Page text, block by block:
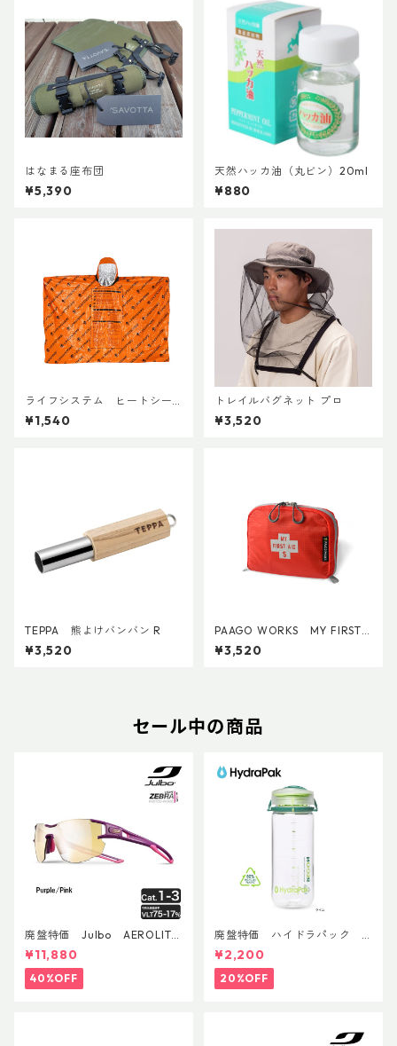
はなまる座布団
¥5,390
天然ハッカ油（丸ビン）20ml
¥880
ライフシステム ヒートシー
ルドポンチョ
¥1,540
トレイルバグネット プロ
¥3,520
TEPPA 熊よけバンバン R
¥3,520
PAAGO WORKS MY FIRST
AID S
¥3,520
セール中の商品
廃盤特価 Julbo AEROLITE
AsianFit
¥11,880
40%OFF
廃盤特価 ハイドラパック
リーコン ツイスト＆シップ 50
0ml
¥2,200
20%OFF